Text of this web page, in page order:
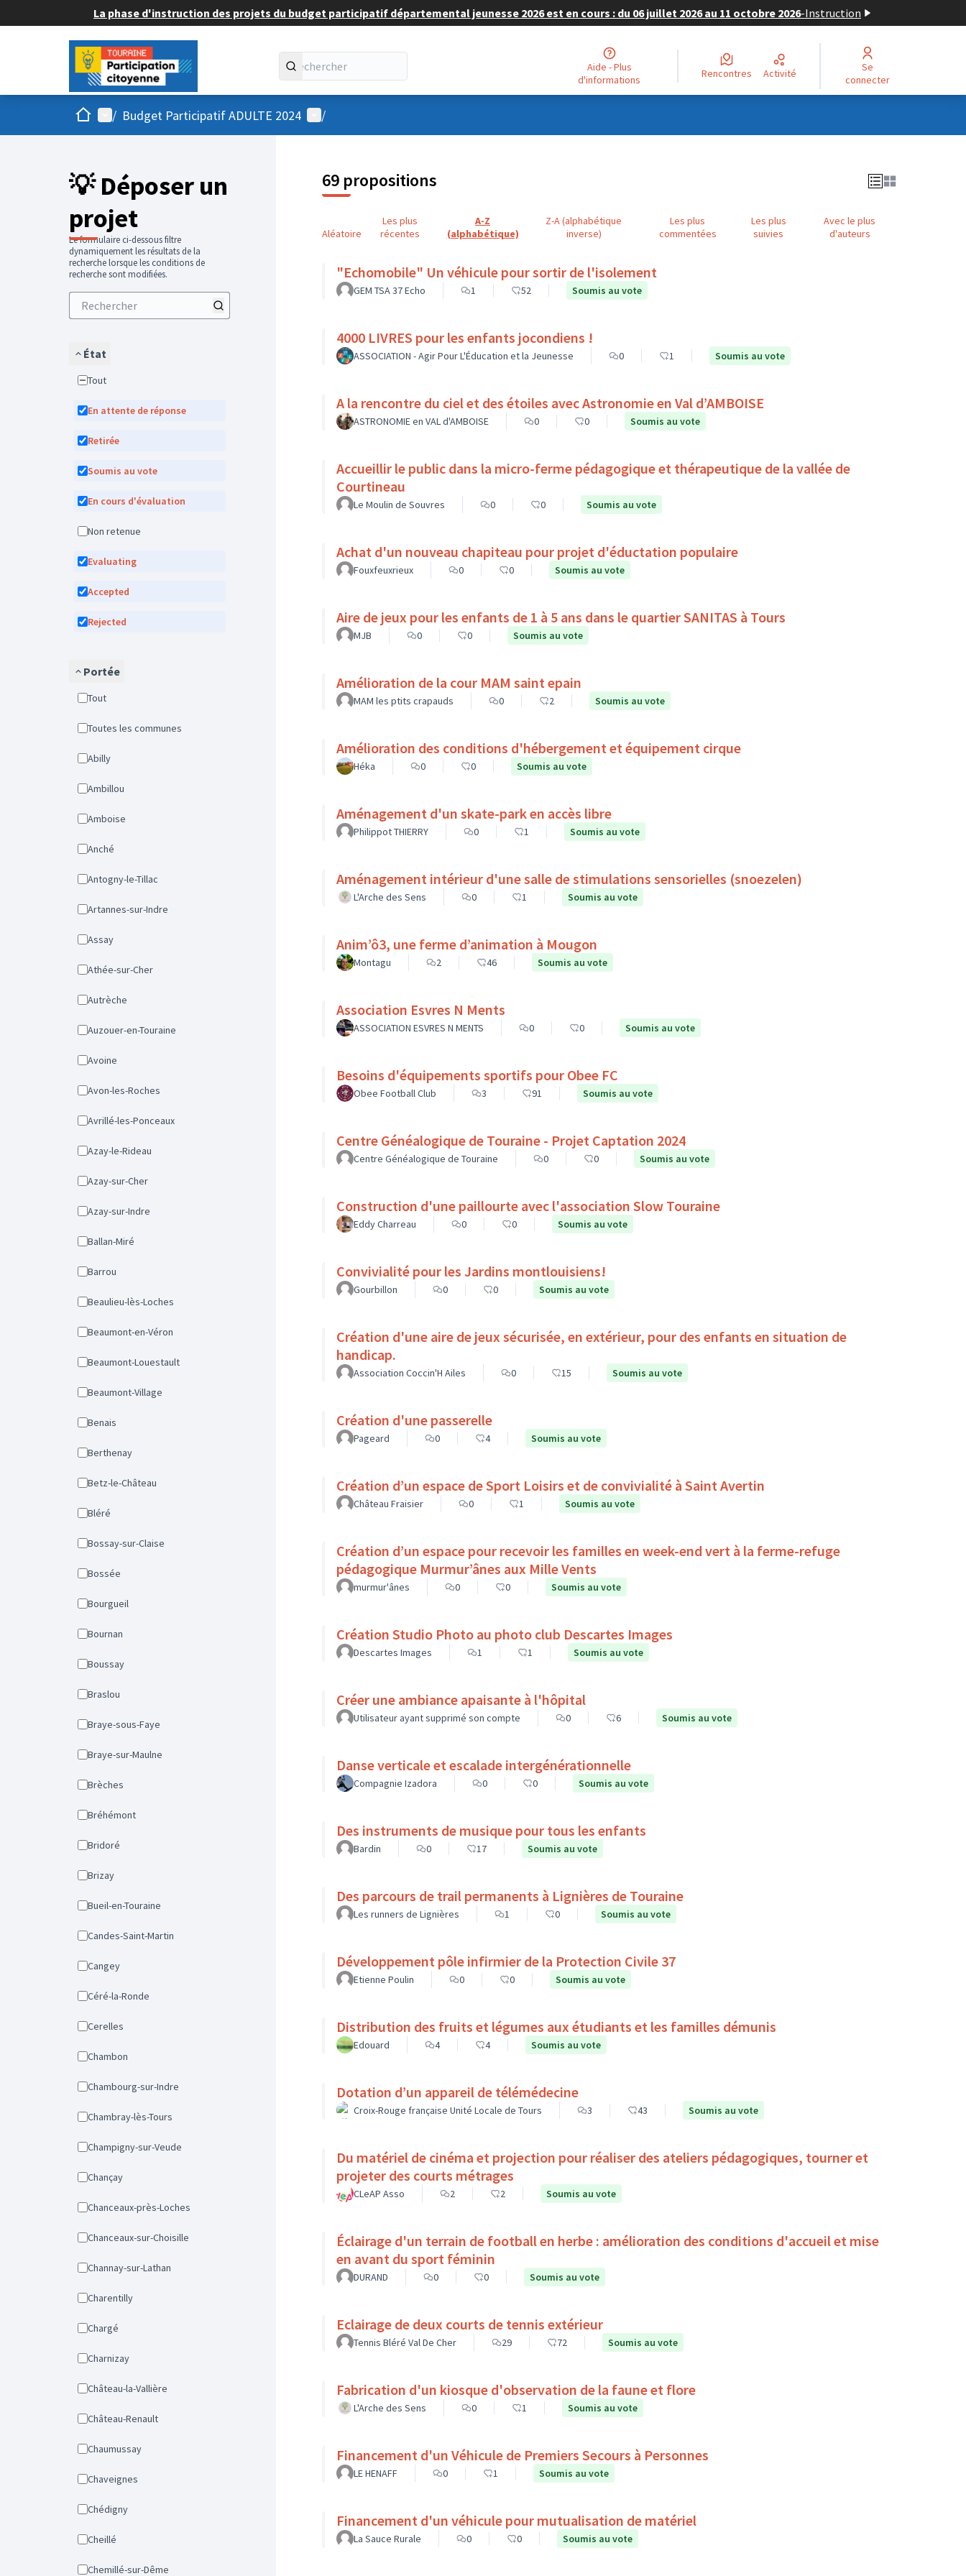
La phase d'instruction des projets du budget participatif départemental jeunesse 2026 est en cours : du 06 juillet 2026 au 11 octobre 2026-Instruction
Aide - Plus
d'informations
Rencontres Activité
Se
connecter
AccueilMenu principal
/ Budget Participatif ADULTE 2024 Menu utilisateur
/
💡 Déposer un
projet
Le formulaire ci-dessous filtre
dynamiquement les résultats de la
recherche lorsque les conditions de
recherche sont modifiées.
État
Tout
En attente de réponse
Retirée
Soumis au vote
En cours d'évaluation
Non retenue
Evaluating
Accepted
Rejected
Portée
Tout
Toutes les communes
Abilly
Ambillou
Amboise
Anché
Antogny-le-Tillac
Artannes-sur-Indre
Assay
Athée-sur-Cher
Autrèche
Auzouer-en-Touraine
Avoine
Avon-les-Roches
Avrillé-les-Ponceaux
Azay-le-Rideau
Azay-sur-Cher
Azay-sur-Indre
Ballan-Miré
Barrou
Beaulieu-lès-Loches
Beaumont-en-Véron
Beaumont-Louestault
Beaumont-Village
Benais
Berthenay
Betz-le-Château
Bléré
Bossay-sur-Claise
Bossée
Bourgueil
Bournan
Boussay
Braslou
Braye-sous-Faye
Braye-sur-Maulne
Brèches
Bréhémont
Bridoré
Brizay
Bueil-en-Touraine
Candes-Saint-Martin
Cangey
Céré-la-Ronde
Cerelles
Chambon
Chambourg-sur-Indre
Chambray-lès-Tours
Champigny-sur-Veude
Chançay
Chanceaux-près-Loches
Chanceaux-sur-Choisille
Channay-sur-Lathan
Charentilly
Chargé
Charnizay
Château-la-Vallière
Château-Renault
Chaumussay
Chaveignes
Chédigny
Cheillé
Chemillé-sur-Dême
69 propositions
Aléatoire
Les plus
récentes
A-Z
(alphabétique)
Z-A (alphabétique
inverse)
Les plus
commentées
Les plus
suivies
Avec le plus
d'auteurs
"Echomobile" Un véhicule pour sortir de l'isolement
GEM TSA 37 Echo 1 52 Soumis au vote
4000 LIVRES pour les enfants jocondiens !
ASSOCIATION - Agir Pour L'Éducation et la Jeunesse 0 1 Soumis au vote
A la rencontre du ciel et des étoiles avec Astronomie en Val d’AMBOISE
ASTRONOMIE en VAL d'AMBOISE 0 0 Soumis au vote
Accueillir le public dans la micro-ferme pédagogique et thérapeutique de la vallée de
Courtineau
Le Moulin de Souvres 0 0 Soumis au vote
Achat d'un nouveau chapiteau pour projet d'éductation populaire
Fouxfeuxrieux 0 0 Soumis au vote
Aire de jeux pour les enfants de 1 à 5 ans dans le quartier SANITAS à Tours
MJB 0 0 Soumis au vote
Amélioration de la cour MAM saint epain
MAM les ptits crapauds 0 2 Soumis au vote
Amélioration des conditions d'hébergement et équipement cirque
Héka 0 0 Soumis au vote
Aménagement d'un skate-park en accès libre
Philippot THIERRY 0 1 Soumis au vote
Aménagement intérieur d'une salle de stimulations sensorielles (snoezelen)
L'Arche des Sens 0 1 Soumis au vote
Anim’ô3, une ferme d’animation à Mougon
Montagu 2 46 Soumis au vote
Association Esvres N Ments
ASSOCIATION ESVRES N MENTS 0 0 Soumis au vote
Besoins d'équipements sportifs pour Obee FC
Obee Football Club 3 91 Soumis au vote
Centre Généalogique de Touraine - Projet Captation 2024
Centre Généalogique de Touraine 0 0 Soumis au vote
Construction d'une paillourte avec l'association Slow Touraine
Eddy Charreau 0 0 Soumis au vote
Convivialité pour les Jardins montlouisiens!
Gourbillon 0 0 Soumis au vote
Création d'une aire de jeux sécurisée, en extérieur, pour des enfants en situation de
handicap.
Association Coccin'H Ailes 0 15 Soumis au vote
Création d'une passerelle
Pageard 0 4 Soumis au vote
Création d’un espace de Sport Loisirs et de convivialité à Saint Avertin
Château Fraisier 0 1 Soumis au vote
Création d’un espace pour recevoir les familles en week-end vert à la ferme-refuge
pédagogique Murmur’ânes aux Mille Vents
murmur'ânes 0 0 Soumis au vote
Création Studio Photo au photo club Descartes Images
Descartes Images 1 1 Soumis au vote
Créer une ambiance apaisante à l'hôpital
Utilisateur ayant supprimé son compte 0 6 Soumis au vote
Danse verticale et escalade intergénérationnelle
Compagnie Izadora 0 0 Soumis au vote
Des instruments de musique pour tous les enfants
Bardin 0 17 Soumis au vote
Des parcours de trail permanents à Lignières de Touraine
Les runners de Lignières 1 0 Soumis au vote
Développement pôle infirmier de la Protection Civile 37
Etienne Poulin 0 0 Soumis au vote
Distribution des fruits et légumes aux étudiants et les familles démunis
Edouard 4 4 Soumis au vote
Dotation d’un appareil de télémédecine
Croix-Rouge française Unité Locale de Tours 3 43 Soumis au vote
Du matériel de cinéma et projection pour réaliser des ateliers pédagogiques, tourner et
projeter des courts métrages
CLeAP Asso 2 2 Soumis au vote
Éclairage d'un terrain de football en herbe : amélioration des conditions d'accueil et mise
en avant du sport féminin
DURAND 0 0 Soumis au vote
Eclairage de deux courts de tennis extérieur
Tennis Bléré Val De Cher 29 72 Soumis au vote
Fabrication d'un kiosque d'observation de la faune et flore
L'Arche des Sens 0 1 Soumis au vote
Financement d'un Véhicule de Premiers Secours à Personnes
LE HENAFF 0 1 Soumis au vote
Financement d'un véhicule pour mutualisation de matériel
La Sauce Rurale 0 0 Soumis au vote